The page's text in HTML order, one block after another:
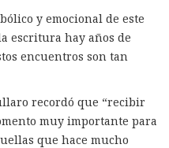
y emocional de este
escritura hay años de
encuentros son tan
recordó que “recibir
muy importante para
que hace mucho